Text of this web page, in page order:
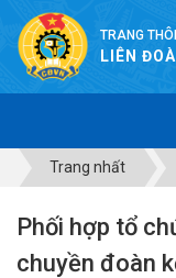
TRANG
LIÊN
Trang nhất
Phối hợp tổ
chuyền đoàn